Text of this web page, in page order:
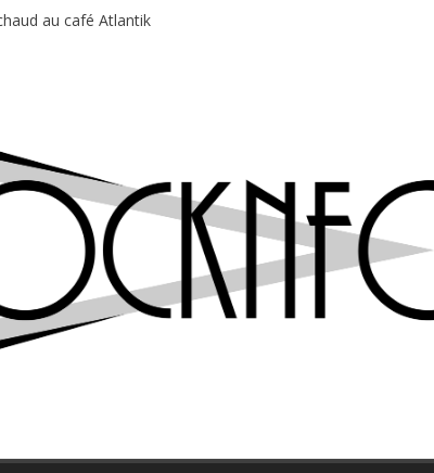
au café Atlantik
Professeur Puth